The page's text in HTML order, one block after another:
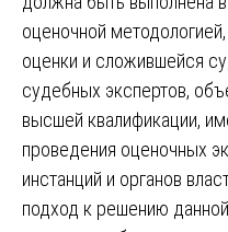
оценочной
оценки и сложившейся
судебных экспертов,
высшей квалификации,
проведения оценочных
инстанций и органов
подход к решению